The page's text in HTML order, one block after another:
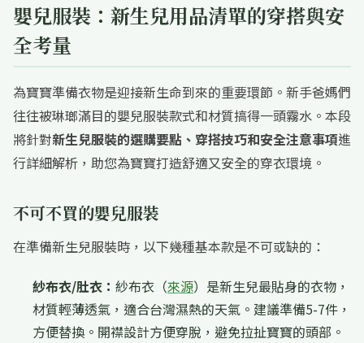
嬰兒服裝：新生兒用品清單的穿搭與安
全考量
為寶寶準備衣物是迎接新生命到來的重要環節。新手爸媽們
往往被琳瑯滿目的嬰兒服裝款式和材質搞得一頭霧水。本段
將針對新生兒服裝的選購要點、穿搭技巧和安全注意事項進
行詳細解析，助您為寶寶打造舒適又安全的穿衣環境。
不可不買的嬰兒服裝
在準備新生兒服裝時，以下幾種基本款是不可或缺的：
紗布衣/肚衣： 紗布衣（來源）是新生兒最貼身的衣物，
材質輕薄透氣，適合台灣濕熱的天氣。建議準備5-7件，
方便替換。開襟設計方便穿脫，避免拉扯寶寶的頭部。